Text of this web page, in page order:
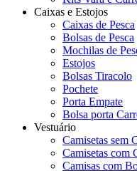
Caixas e Estojos
Caixas de Pesca
Bolsas de Pesca
Mochilas de
Estojos
Bolsas Tiracolo
Pochete
Porta Empate
Bolsa porta
Vestuário
Camisetas sem
Camisetas com
Camisas com